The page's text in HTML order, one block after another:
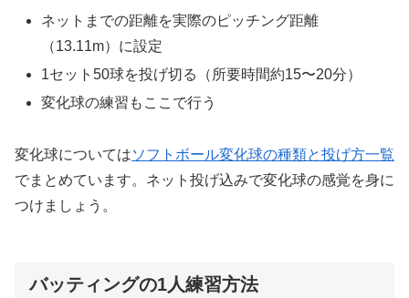
ネットまでの距離を実際のピッチング距離
（13.11m）に設定
1セット50球を投げ切る（所要時間約15〜20分）
変化球の練習もここで行う
変化球についてはソフトボール変化球の種類と投げ方一覧
でまとめています。ネット投げ込みで変化球の感覚を身に
つけましょう。
バッティングの1人練習方法